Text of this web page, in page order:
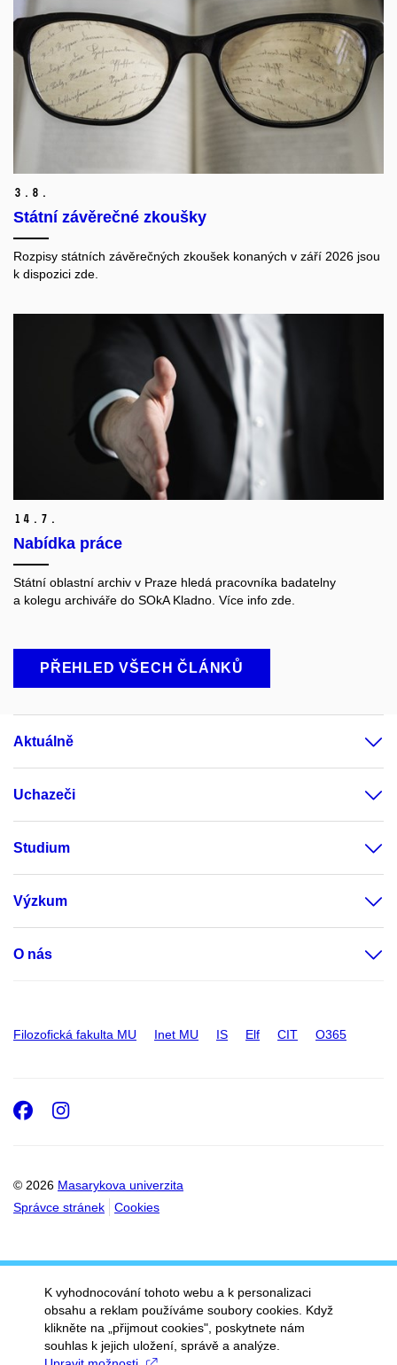
3. 8.
Státní závěrečné zkoušky
Rozpisy státních závěrečných zkoušek konaných v září 2026 jsou
k dispozici zde.
14. 7.
Nabídka práce
Státní oblastní archiv v Praze hledá pracovníka badatelny
a kolegu archiváře do SOkA Kladno. Více info zde.
PŘEHLED VŠECH ČLÁNKŮ
Aktuálně
Uchazeči
Studium
Výzkum
O nás
Filozofická fakulta MU Inet MU IS Elf CIT O365
© 2026 Masarykova univerzita
Správce stránek
Cookies
Facebook
Instagram
K vyhodnocování tohoto webu a k personalizaci
obsahu a reklam používáme soubory cookies. Když
klikněte na „přijmout cookies", poskytnete nám
souhlas k jejich uložení, správě a analýze.